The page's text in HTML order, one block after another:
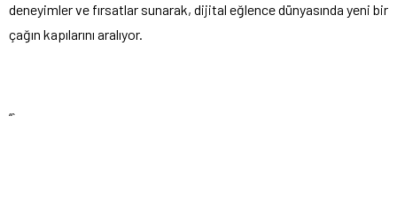
deneyimler ve fırsatlar sunarak, dijital eğlence dünyasında yeni bir
çağın kapılarını aralıyor.
“`